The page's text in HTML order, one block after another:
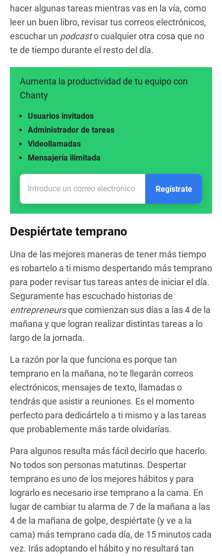
hacer algunas tareas mientras vas en la vía, como
leer un buen libro, revisar tus correos electrónicos,
escuchar un podcasto cualquier otra cosa que no
te de tiempo durante el resto del día.
Aumenta la productividad de tu equipo con
Chanty
Mensajería ilimitada
Videollamadas
Administrador de tareas
Usuarios invitados
Regístrate
Despiértate temprano
Una de las mejores maneras de tener más tiempo
es robartelo a ti mismo despertando más temprano
para poder revisar tus tareas antes de iniciar el día.
Seguramente has escuchado historias de
entrepreneursque comienzan sus días a las 4 de la
mañana y que logran realizar distintas tareas a lo
largo de la jornada.
La razón por la que funciona es porque tan
temprano en la mañana, no te llegarán correos
electrónicos, mensajes de texto, llamadas o
tendrás que asistir a reuniones. Es el momento
perfecto para dedicártelo a ti mismo y a las tareas
que probablemente más tarde olvidarías.
Para algunos resulta más fácil decirlo que hacerlo.
No todos son personas matutinas. Despertar
temprano es uno de los mejores hábitos y para
lograrlo es necesario irse temprano a la cama. En
lugar de cambiar tu alarma de 7 de la mañana a las
4 de la mañana de golpe, despiértate (y ve a la
cama) más temprano cada día, de 15 minutos cada
vez. Irás adoptando el hábito y no resultará tan